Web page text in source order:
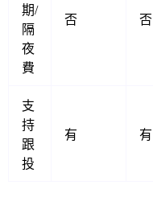
期/
隔
夜
費
否 否
支
持
跟
投
有 有